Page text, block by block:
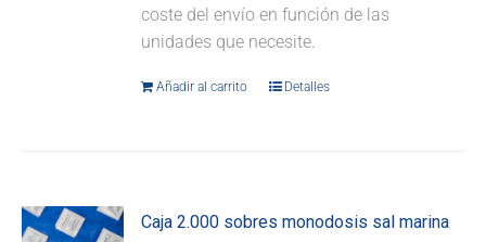
coste del envío en función de las
unidades que necesite.
Añadir al carrito Detalles
Caja 2.000 sobres monodosis sal marina